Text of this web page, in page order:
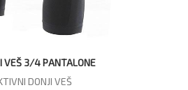
VEŠ 3/4 PANTALONE
DONJI VEŠ